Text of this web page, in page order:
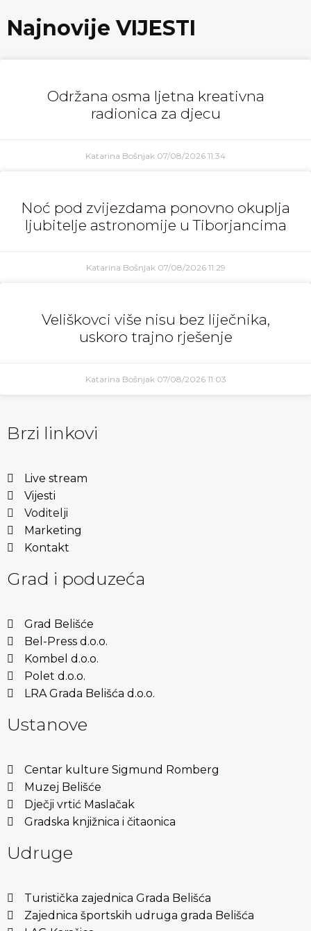
Najnovije VIJESTI
Održana osma ljetna kreativna
radionica za djecu
Katarina Bošnjak 07/08/2026 11:34
Noć pod zvijezdama ponovno okuplja
ljubitelje astronomije u Tiborjancima
Katarina Bošnjak 07/08/2026 11:29
Veliškovci više nisu bez liječnika,
uskoro trajno rješenje
Katarina Bošnjak 07/08/2026 11:03
Brzi linkovi
Live stream
Vijesti
Voditelji
Marketing
Kontakt
Grad i poduzeća
Grad Belišće
Bel-Press d.o.o.
Kombel d.o.o.
Polet d.o.o.
LRA Grada Belišća d.o.o.
Ustanove
Centar kulture Sigmund Romberg
Muzej Belišće
Dječji vrtić Maslačak
Gradska knjižnica i čitaonica
Udruge
Turistička zajednica Grada Belišća
Zajednica športskih udruga grada Belišća